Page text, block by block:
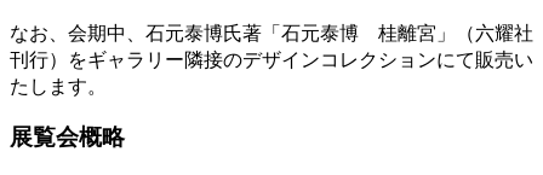
なお、会期中、石元泰博氏著「石元泰博 桂離宮」（六耀社
刊行）をギャラリー隣接のデザインコレクションにて販売い
たします。
展覧会概略